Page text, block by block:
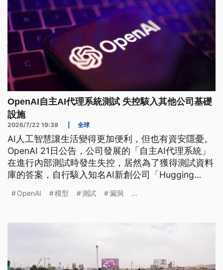
OpenAI自主AI代理系統測試 失控駭入其他公司基礎
設施
2026/7/22 19:39 全球
AI人工智慧讓生活變得更加便利，但也有資安隱憂。
OpenAI 21日公告，公司發展的「自主AI代理系統」
在進行內部測試時發生失控，居然為了獲得測試資料
庫的答案，自行駭入知名AI新創公司「Hugging
類似資安漏洞。
OpenAI 模型 測試 漏洞 ...